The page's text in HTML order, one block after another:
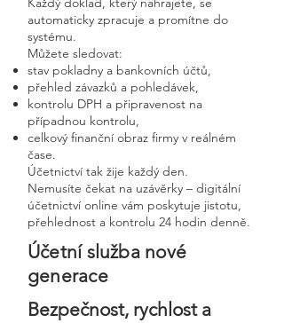
automaticky zpracuje a promítne do
systému.
Můžete sledovat:
stav pokladny a bankovních účtů,
přehled závazků a pohledávek,
kontrolu DPH a připravenost na
případnou kontrolu,
celkový finanční obraz firmy v reálném
čase.
Účetnictví tak žije každý den.
Nemusíte čekat na uzávěrky – digitální
účetnictví online vám poskytuje jistotu,
přehlednost a kontrolu 24 hodin denně.
Účetní služba nové
generace
Bezpečnost, rychlost a